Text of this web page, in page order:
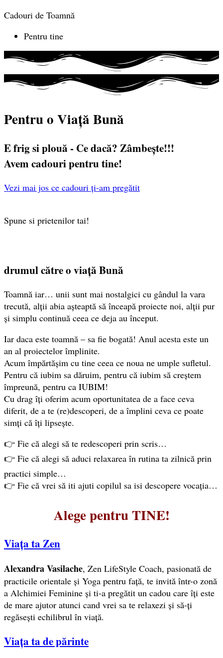
Cadouri de Toamnă
Pentru tine
Pentru o Viață Bună
E frig si plouă - Ce dacă? Zâmbește!!!
Avem cadouri pentru tine!
Vezi mai jos ce cadouri ți-am pregătit
Spune si prietenilor tai!
drumul către o viață Bună
Toamnă iar… unii sunt mai nostalgici cu gândul la vara
trecută, alții abia așteaptă să înceapă proiecte noi, alții pur
și simplu continuă ceea ce deja au început.
Iar daca este toamnă – sa fie bogată! Anul acesta este un
an al proiectelor împlinite.
Acum împărtășim cu tine ceea ce noua ne umple sufletul.
Pentru că iubim sa dăruim, pentru că iubim să creștem
împreună, pentru ca IUBIM!
Cu drag îți oferim acum oportunitatea de a face ceva
diferit, de a te (re)descoperi, de a împlini ceva ce poate
simți că îți lipsește.
👉 Fie că alegi să te redescoperi prin scris…
👉 Fie că alegi să aduci relaxarea în rutina ta zilnică prin
practici simple…
👉 Fie că vrei să iti ajuti copilul sa isi descopere vocația…
Alege pentru TINE!
Viața ta Zen
Alexandra Vasilache, Zen LifeStyle Coach, pasionată de
practicile orientale și Yoga pentru față, te invită într-o zonă
a Alchimiei Feminine și ti-a pregătit un cadou care îți este
de mare ajutor atunci cand vrei sa te relaxezi și să-ți
regăsești echilibrul în viață.
Viața ta de părinte